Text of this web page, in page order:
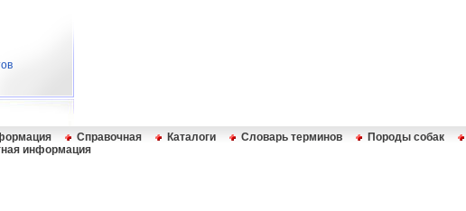
Справочная Каталоги Словарь терминов Породы собак
информация